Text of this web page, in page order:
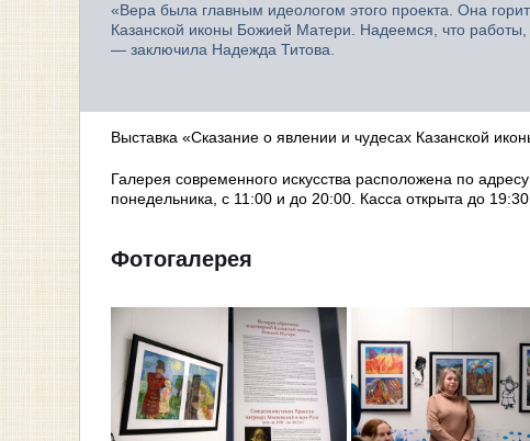
«Вера была главным идеологом этого проекта. Она
Казанской иконы Божией Матери. Надеемся, что
— заключила Надежда Титова.
Выставка «Сказание о явлении и чудесах Казанской
Галерея современного искусства расположена по
понедельника, с 11:00 и до 20:00. Касса открыта до
Фотогалерея